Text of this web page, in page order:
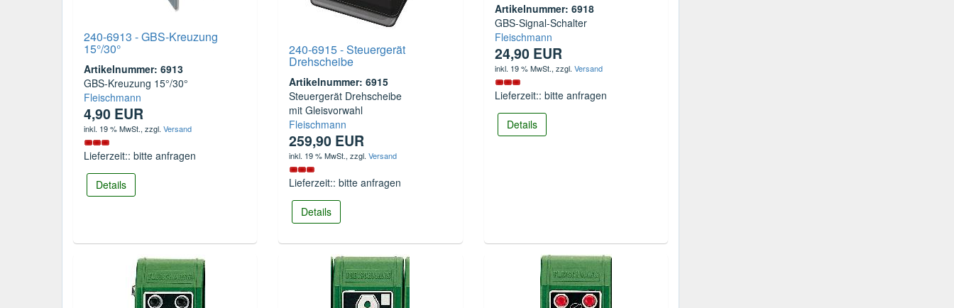
240-6913 - GBS-Kreuzung
15°/30°
Artikelnummer: 6913
GBS-Kreuzung 15°/30°
Fleischmann
4,90 EUR
inkl. 19 % MwSt., zzgl. Versand
Lieferzeit:: bitte anfragen
Details
240-6915 - Steuergerät
Drehscheibe
Artikelnummer: 6915
Steuergerät Drehscheibe
mit Gleisvorwahl
Fleischmann
259,90 EUR
inkl. 19 % MwSt., zzgl.Versand
Lieferzeit:: bitte anfragen
Details
Artikelnummer: 6918
GBS-Signal-Schalter
Fleischmann
24,90 EUR
inkl. 19 % MwSt., zzgl. Versand
Lieferzeit:: bitte anfragen
Details